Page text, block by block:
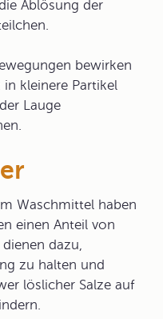
Ablösung der
bewirken
kleinere Partikel
Lauge
Waschmittel haben
einen Anteil von
dazu,
zu halten und
löslicher Salze auf